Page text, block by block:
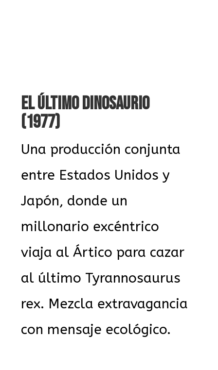
EL ÚLTIMO DINOSAURIO
(1977)
Una producción conjunta
entre Estados Unidos y
Japón, donde un
millonario excéntrico
viaja al Ártico para cazar
al último Tyrannosaurus
rex. Mezcla extravagancia
con mensaje ecológico.